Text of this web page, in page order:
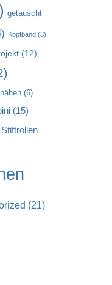
getauscht
Kopfband(3)
(12)
(6)
(15)
Stiftrollen
(21)